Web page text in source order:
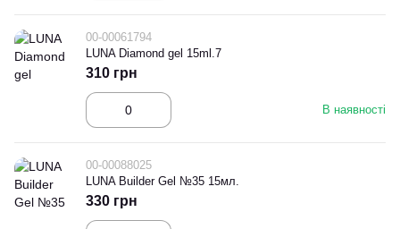
00-00061794
LUNA Diamond gel 15ml.7
В наявності
310 грн
00-00088025
LUNA Builder Gel №35 15мл.
330 грн